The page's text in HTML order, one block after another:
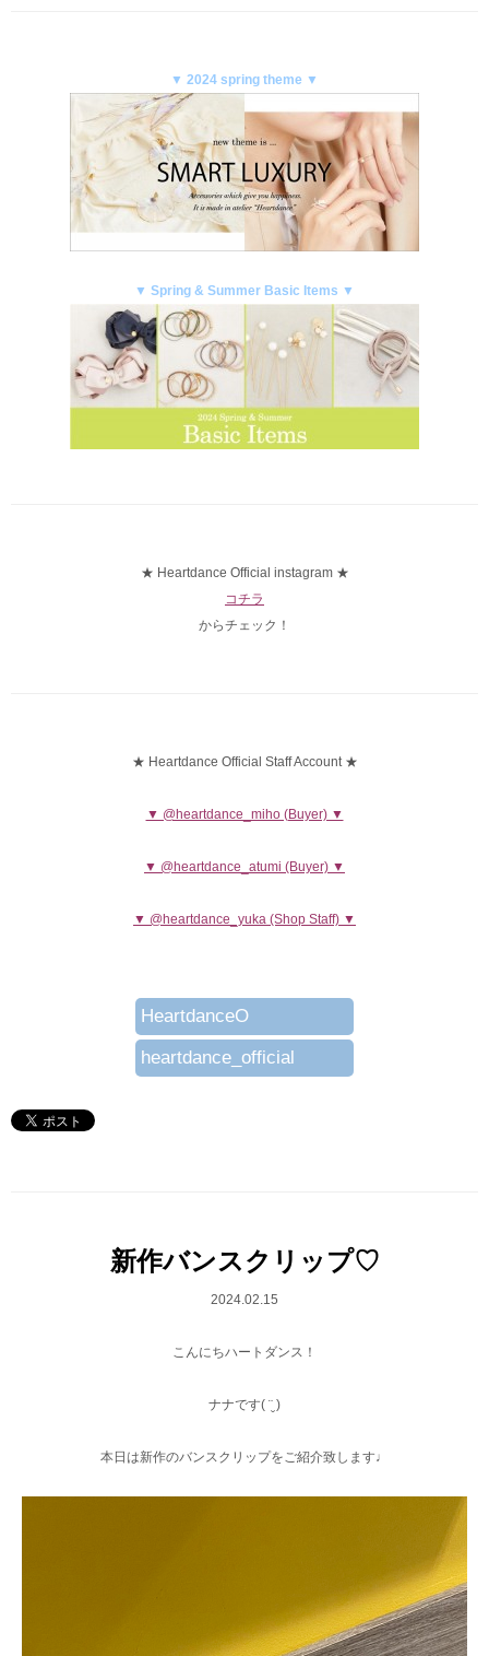
▼ 2024 spring theme ▼
▼ Spring & Summer Basic Items ▼
★ Heartdance Official instagram ★
コチラ
からチェック！
★ Heartdance Official Staff Account ★
▼ @heartdance_miho (Buyer) ▼
▼ @heartdance_atumi (Buyer) ▼
▼ @heartdance_yuka (Shop Staff) ▼
HeartdanceO
heartdance_official
新作バンスクリップ♡
2024.02.15
こんにちハートダンス！
ナナです( ¨̮ )
本日は新作のバンスクリップをご紹介致します♩